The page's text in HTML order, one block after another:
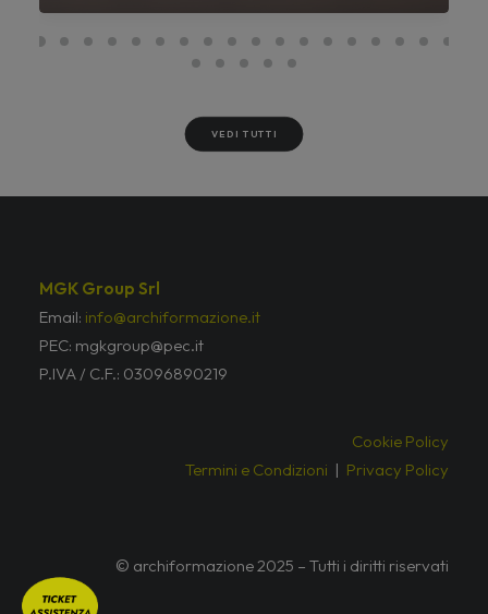
VEDI TUTTI
MGK Group Srl
Email: info@archiformazione.it
PEC: mgkgroup@pec.it
P.IVA / C.F.: 03096890219
Cookie Policy
Termini e Condizioni | Privacy Policy
© archiformazione 2025 – Tutti i diritti riservati